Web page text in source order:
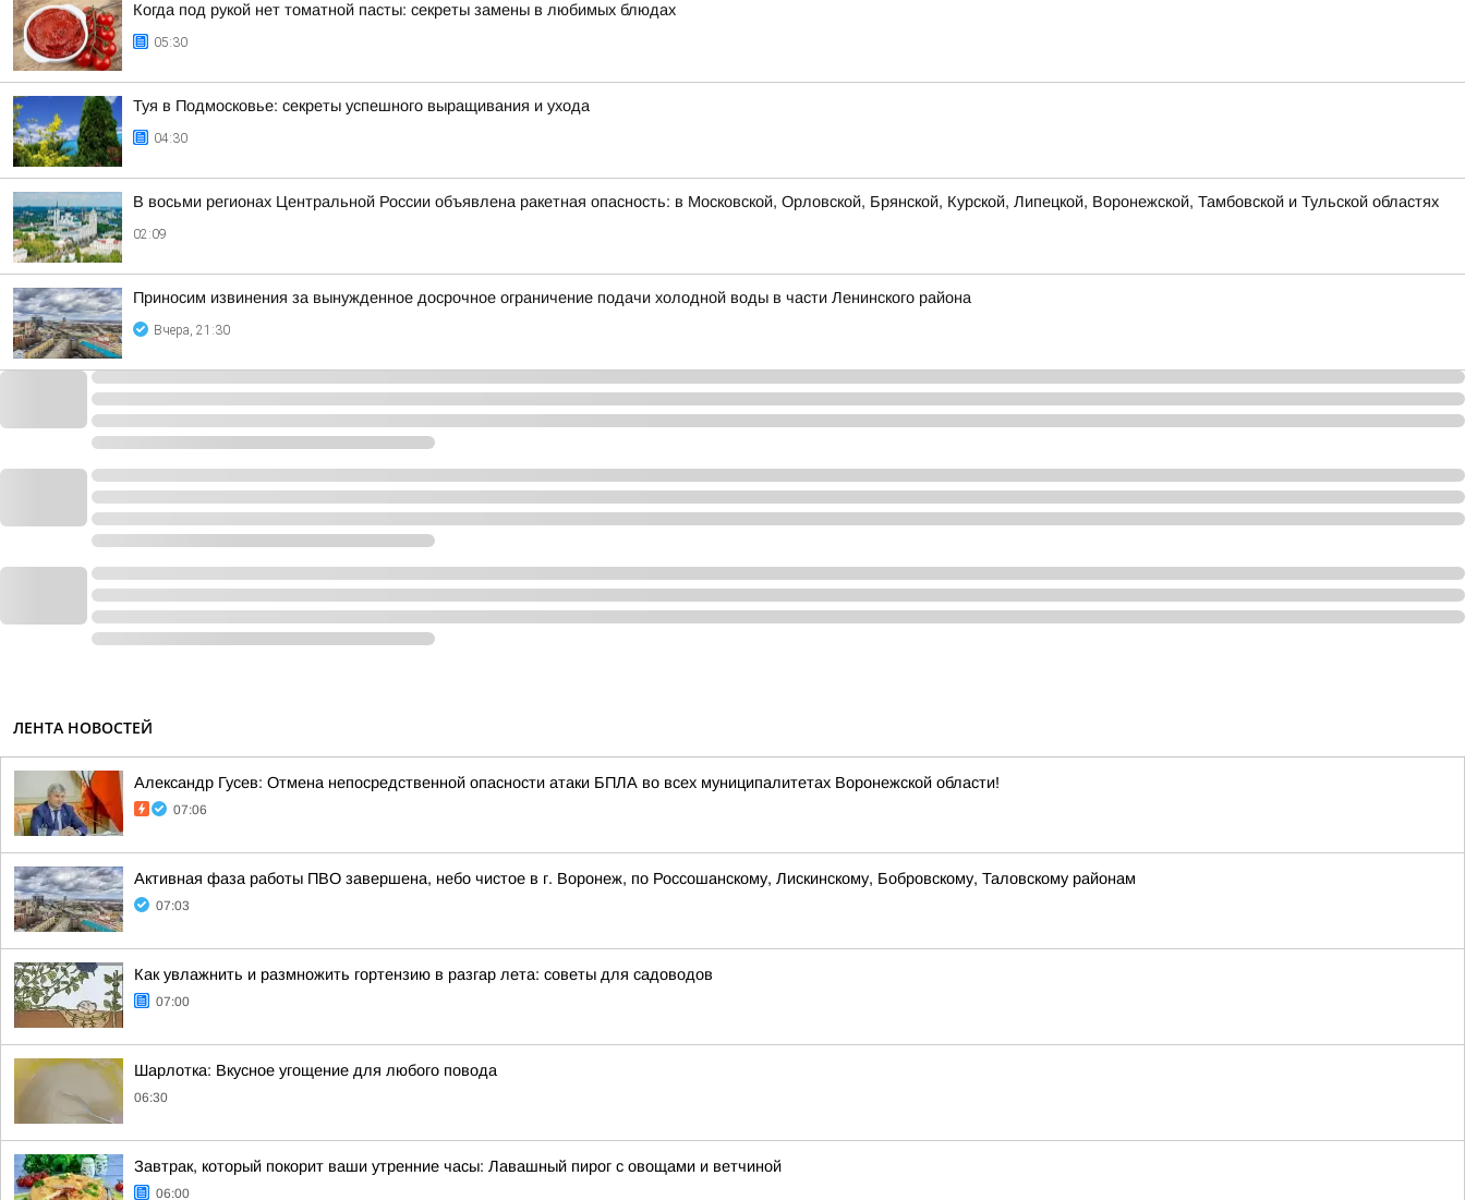
Когда под рукой нет томатной пасты: секреты замены в любимых блюдах
05:30
Туя в Подмосковье: секреты успешного выращивания и ухода
04:30
В восьми регионах Центральной России объявлена ракетная опасность: в Московской, Орловской, Брянской, Курской, Липецкой, Воронежской, Тамбовской и Тульской областях
02:09
Приносим извинения за вынужденное досрочное ограничение подачи холодной воды в части Ленинского района
Вчера, 21:30
ЛЕНТА НОВОСТЕЙ
Александр Гусев: Отмена непосредственной опасности атаки БПЛА во всех муниципалитетах Воронежской области!
07:06
Активная фаза работы ПВО завершена, небо чистое в г. Воронеж, по Россошанскому, Лискинскому, Бобровскому, Таловскому районам
07:03
Как увлажнить и размножить гортензию в разгар лета: советы для садоводов
07:00
Шарлотка: Вкусное угощение для любого повода
06:30
Завтрак, который покорит ваши утренние часы: Лавашный пирог с овощами и ветчиной
06:00